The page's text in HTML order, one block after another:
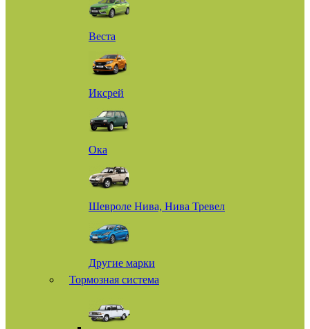
Веста
Иксрей
Ока
Шевроле Нива, Нива Тревел
Другие марки
Тормозная система